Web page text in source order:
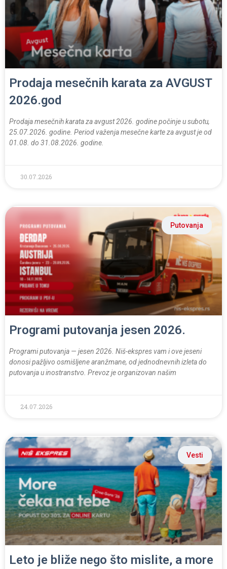
Prodaja mesečnih karata za AVGUST
2026.god
Prodaja mesečnih karata za avgust 2026. godine počinje u subotu,
25.07.2026. godine. Period važenja mesečne karte za avgust je od
01.08. do 31.08.2026. godine.
30.07.2026
Putovanja
Programi putovanja jesen 2026.
Programi putovanja — jesen 2026. Niš-ekspres vam i ove jeseni
donosi pažljivo osmišljene aranžmane, od jednodnevnih izleta do
putovanja u inostranstvo. Prevoz je organizovan našim
24.07.2026
Vesti
Leto je bliže nego što mislite, a more